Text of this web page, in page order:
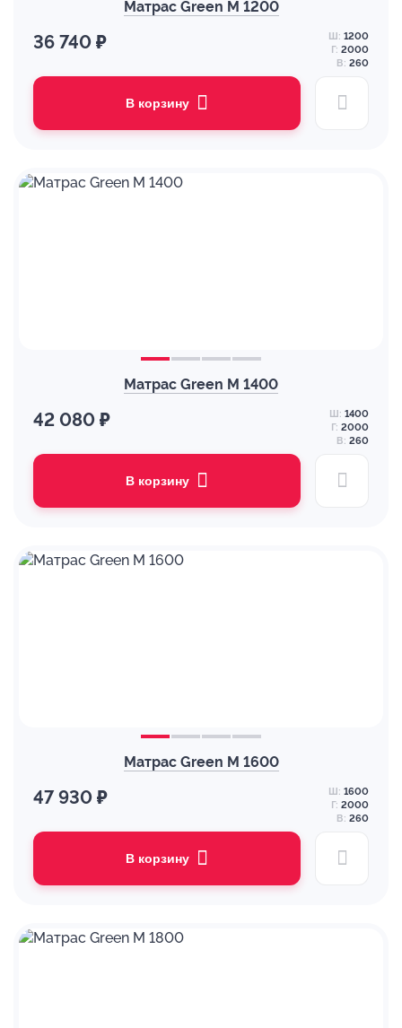
Матрас Green M 1200
36 740 ₽ Ш: 1200
Г: 2000
В: 260
В корзину
Матрас Green M 1400
42 080 ₽ Ш: 1400
Г: 2000
В: 260
В корзину
Матрас Green M 1600
47 930 ₽ Ш: 1600
Г: 2000
В: 260
В корзину